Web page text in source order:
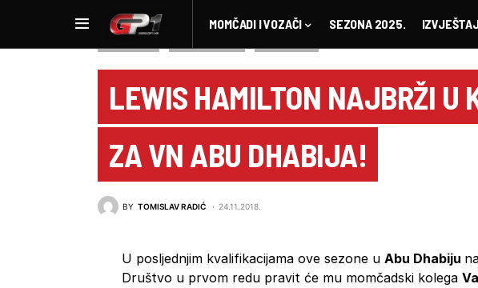
MOMČADI I VOZAČI SEZONA 2025.
LEWIS HAMILTON NAJBRŽI U
ZA VN ABU DHABIJA!
BY TOMISLAV RADIĆ 24.11.2018.
U posljednjim kvalifikacijama ove sezone u Abu Dhabiju
Društvo u prvom redu pravit će mu momčadski kolega